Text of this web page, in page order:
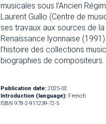
musicales sous l’Ancien
Laurent Guillo (Centre de
ses travaux aux sources de la
Renaissance lyonnaise
l’histoire des collections
biographies de compositeurs.
Publication date: 2025-02
Introduction (language): French
ISBN 978-2-911239-72-5